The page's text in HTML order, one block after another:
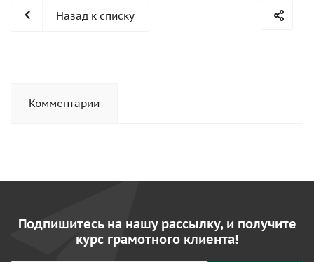
Назад к списку
Комментарии
Подпишитесь на нашу рассылку, и получите
курс грамотного клиента!